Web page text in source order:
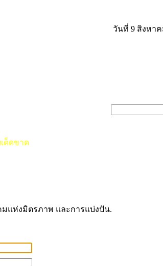
วันที่ 9 สิงหาค
ด็ดขาด
มแห่งมิตรภาพ และการแบ่งปัน.